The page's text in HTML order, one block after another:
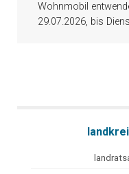
Wohnmobil
29.07.2026, bis